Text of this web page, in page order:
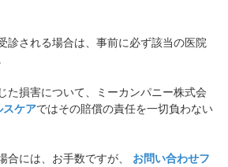
診される場合は、事前に必ず該当の医院
た損害について、ミーカンパニー株式会
スケアではその賠償の責任を一切負わない
合には、お手数ですが、 お問い合わせフ